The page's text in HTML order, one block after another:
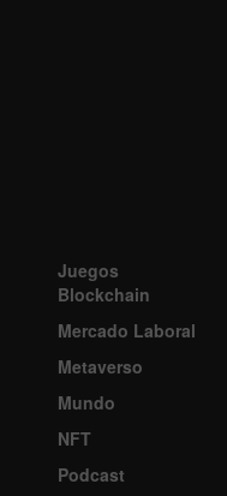
Juegos
Blockchain
Mercado Laboral
Metaverso
Mundo
NFT
Podcast